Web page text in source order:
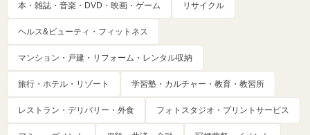
本・雑誌・音楽・DVD・映画・ゲーム リサイクル
ヘルス&ビューティ・フィットネス
マンション・戸建・リフォーム・レンタル収納
旅行・ホテル・リゾート 学習塾・カルチャー・教育・教習所
レストラン・デリバリー・外食 フォトスタジオ・プリントサービス